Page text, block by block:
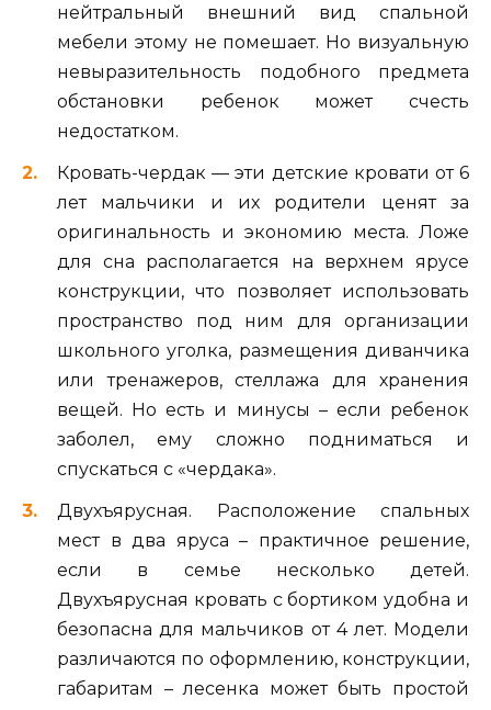
нейтральный внешний вид спальной
мебели этому не помешает. Но визуальную
невыразительность подобного предмета
обстановки ребенок может счесть
недостатком.
Кровать-чердак — эти детские кровати от 6
лет мальчики и их родители ценят за
оригинальность и экономию места. Ложе
для сна располагается на верхнем ярусе
конструкции, что позволяет использовать
пространство под ним для организации
школьного уголка, размещения диванчика
или тренажеров, стеллажа для хранения
вещей. Но есть и минусы – если ребенок
заболел, ему сложно подниматься и
спускаться с «чердака».
Двухъярусная. Расположение спальных
мест в два яруса – практичное решение,
если в семье несколько детей.
Двухъярусная кровать с бортиком удобна и
безопасна для мальчиков от 4 лет. Модели
различаются по оформлению, конструкции,
габаритам – лесенка может быть простой